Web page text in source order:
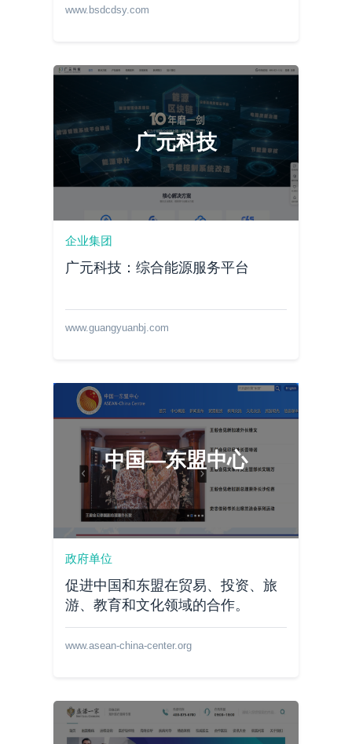
www.bsdcdsy.com
广元科技
企业集团
广元科技：综合能源服务平台
www.guangyuanbj.com
中国—东盟中心
政府单位
促进中国和东盟在贸易、投资、旅
游、教育和文化领域的合作。
www.asean-china-center.org